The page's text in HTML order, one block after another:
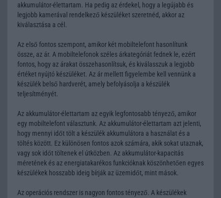
akkumulátor-élettartam. Ha pedig az érdekel, hogy a legújabb és
legjobb kamerával rendelkező készüléket szeretnéd, akkor az
kiválasztása a cél.
Az első fontos szempont, amikor két mobiltelefont hasonlítunk
össze, az ár. A mobiltelefonok széles árkategóriát fednek le, ezért
fontos, hogy az árakat összehasonlítsuk, és kiválasszuk a legjobb
értéket nyújtó készüléket. Az ár mellett figyelembe kell vennünk a
készülék belső hardverét, amely befolyásolja a készülék
teljesítményét.
Az akkumulátor-élettartam az egyik legfontosabb tényező, amikor
egy mobiltelefont választunk. Az akkumulátor-élettartam azt jelenti,
hogy mennyi időt tölt a készülék akkumulátora a használat és a
töltés között. Ez különösen fontos azok számára, akik sokat utaznak,
vagy sok időt töltenek el útközben. Az akkumulátor-kapacitás
méretének és az energiatakarékos funkcióknak köszönhetően egyes
készülékek hosszabb ideig bírják az üzemidőt, mint mások.
Az operációs rendszer is nagyon fontos tényező. A készülékek